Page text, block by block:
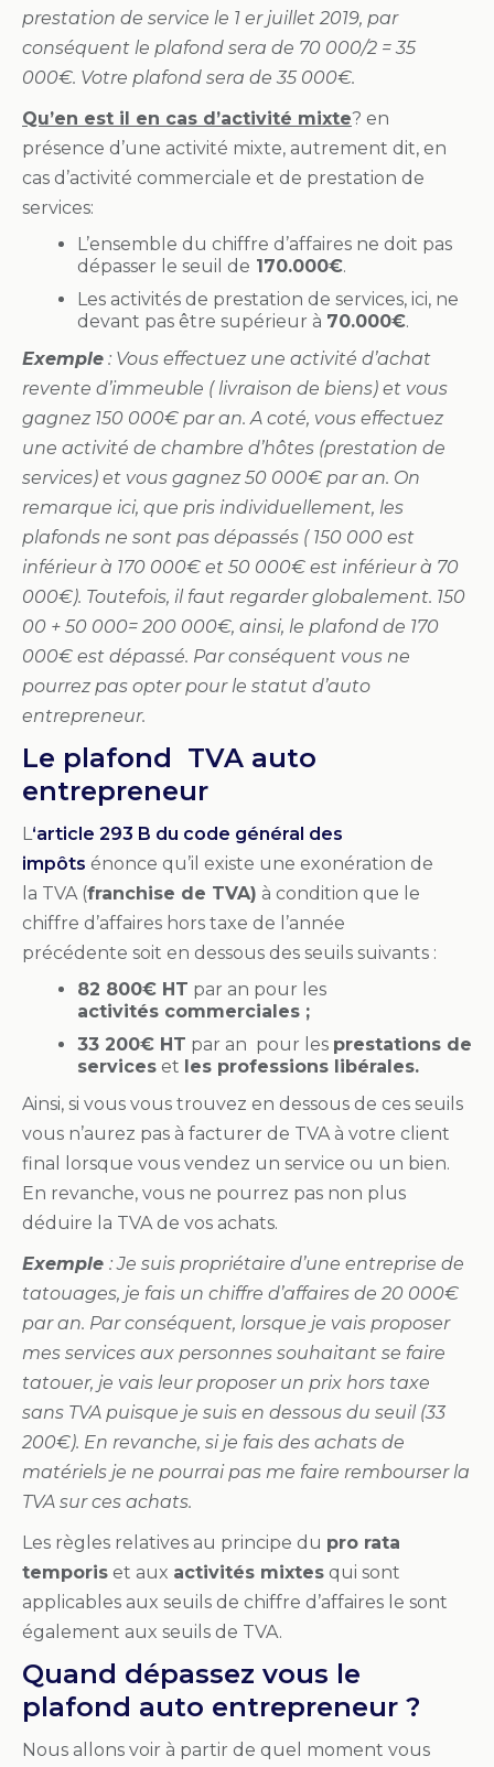
prestation de service le 1 er juillet 2019, par
conséquent le plafond sera de 70 000/2 = 35
000€. Votre plafond sera de 35 000€.
Qu’en est il en cas d’activité mixte? en
présence d’une activité mixte, autrement dit, en
cas d’activité commerciale et de prestation de
services:
L’ensemble du chiffre d’affaires ne doit pas
dépasser le seuil de 170.000€.
Les activités de prestation de services, ici, ne
devant pas être supérieur à 70.000€.
Exemple : Vous effectuez une activité d’achat
revente d’immeuble ( livraison de biens) et vous
gagnez 150 000€ par an. A coté, vous effectuez
une activité de chambre d’hôtes (prestation de
services) et vous gagnez 50 000€ par an. On
remarque ici, que pris individuellement, les
plafonds ne sont pas dépassés ( 150 000 est
inférieur à 170 000€ et 50 000€ est inférieur à 70
000€). Toutefois, il faut regarder globalement. 150
00 + 50 000= 200 000€, ainsi, le plafond de 170
000€ est dépassé. Par conséquent vous ne
pourrez pas opter pour le statut d’auto
entrepreneur.
Le plafond TVA auto
entrepreneur
L ‘article 293 B du code général des
impôts énonce qu’il existe une exonération de
la TVA (franchise de TVA) à condition que le
chiffre d’affaires hors taxe de l’année
précédente soit en dessous des seuils suivants :
82 800€ HT par an pour les
activités commerciales ;
33 200€ HT par an pour les prestations de
services et les professions libérales.
Ainsi, si vous vous trouvez en dessous de ces seuils
vous n’aurez pas à facturer de TVA à votre client
final lorsque vous vendez un service ou un bien.
En revanche, vous ne pourrez pas non plus
déduire la TVA de vos achats.
Exemple : Je suis propriétaire d’une entreprise de
tatouages, je fais un chiffre d’affaires de 20 000€
par an. Par conséquent, lorsque je vais proposer
mes services aux personnes souhaitant se faire
tatouer, je vais leur proposer un prix hors taxe
sans TVA puisque je suis en dessous du seuil (33
200€). En revanche, si je fais des achats de
matériels je ne pourrai pas me faire rembourser la
TVA sur ces achats.
Les règles relatives au principe du pro rata
temporis et aux activités mixtes qui sont
applicables aux seuils de chiffre d’affaires le sont
également aux seuils de TVA.
Quand dépassez vous le
plafond auto entrepreneur ?
Nous allons voir à partir de quel moment vous